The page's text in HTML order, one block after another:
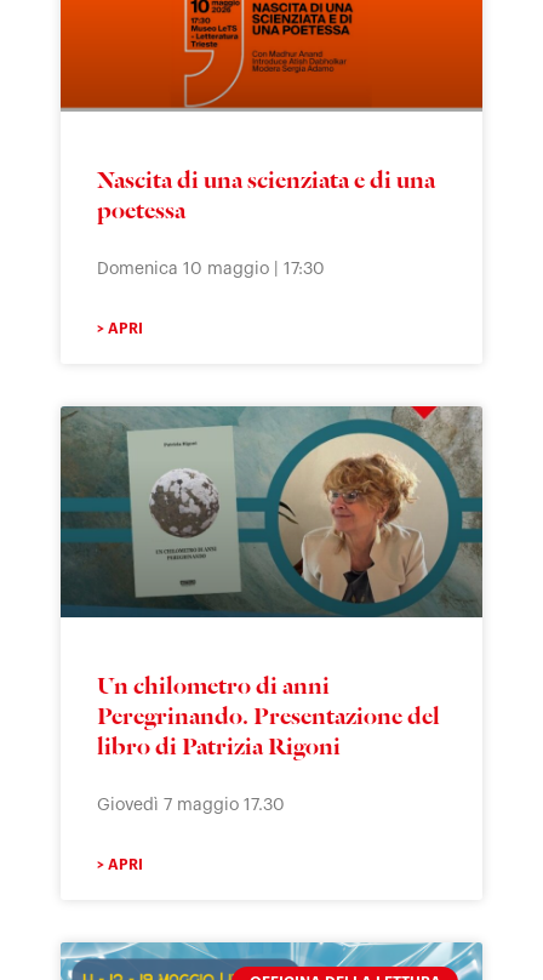
Nascita di una scienziata e di una
poetessa
Domenica 10 maggio | 17:30
> APRI
Un chilometro di anni
Peregrinando. Presentazione del
libro di Patrizia Rigoni
Giovedì 7 maggio 17.30
> APRI